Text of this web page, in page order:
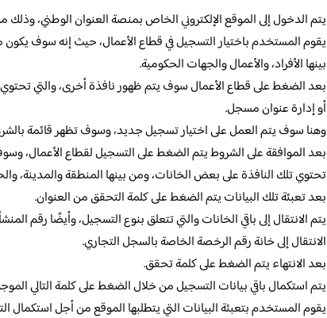
يتم الدخول إلى الموقع الإلكتروني الخاص بمنصة العنوان الوطني،
يقوم المستخدم باختيار التسجيل في قطاع الأعمال، حيث إنه سوف يكون
بينها الأفراد، والأعمال والجهات الحكومية.
بعد الضغط على قطاع الأعمال سوف يتم ظهور نافذة أخرى، والتي
أو إدارة عنوان مسجل.
وهنا سوف يتم العمل على اختيار تسجيل جديد، وسوف تظهر قائمة
بعد الموافقة على الشروط يتم الضغط على التسجيل لقطاع الأعمال،
تحتوي تلك النافذة على بعض الخانات، ومن بينها المنطقة والمدينة،
بعد تعبئة تلك البيانات يتم الضغط على كلمة التحقق من العنوان.
يتم الانتقال إلى باقي الخانات والتي تتعلق بنوع التسجيل، وأيضًا رقم
الانتقال إلى خانة رقم الرخصة الخاصة بالسجل التجاري.
بعد الانتهاء يتم الضغط على كلمة تحقق.
يتم استكمال باقي بيانات التسجيل من خلال الضغط على كلمة التالي
يقوم المستخدم بتعبئة البيانات التي يتطلبها الموقع من أجل استكمال